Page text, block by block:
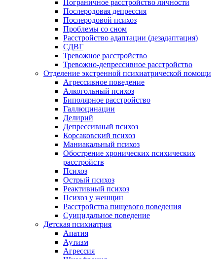
Пограничное расстройство личности
Послеродовая депрессия
Послеродовой психоз
Проблемы со сном
Расстройство адаптации (дезадаптация)
СДВГ
Тревожное расстройство
Тревожно-депрессивное расстройство
Отделение экстренной психиатрической помощи
Агрессивное поведение
Алкогольный психоз
Биполярное расстройство
Галлюцинации
Делирий
Депрессивный психоз
Корсаковский психоз
Маниакальный психоз
Обострение хронических психических
расстройств
Психоз
Острый психоз
Реактивный психоз
Психоз у женщин
Расстройства пищевого поведения
Суицидальное поведение
Детская психиатрия
Апатия
Аутизм
Агрессия